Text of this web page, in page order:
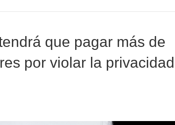
que pagar más de
por violar la privacidad